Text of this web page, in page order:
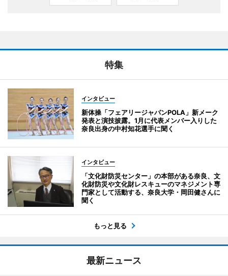
特集
インタビュー
新体操「フェアリージャパンPOLA」新メーク
発表と演技披露。1月に代表メンバー入りした
奈良出身の中村知花選手に聞く
インタビュー
「文化財防災センター」の本部がある奈良、文
化財防災や文化財レスキューのマネジメント専
門家として活動する、奈良大学・岡田健さんに
聞く
もっと見る
最新ニュース